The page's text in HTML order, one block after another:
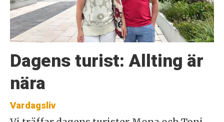
Dagens turist: Allting är
nära
Vardagsliv